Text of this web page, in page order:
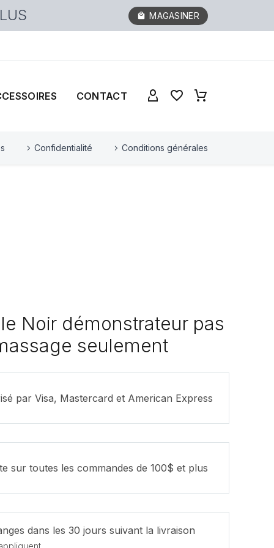
MAGASINER
CONTACT
Confidentialité Conditions générales
Noir démonstrateur pas
seulement
par Visa, Mastercard et American Express
sur toutes les commandes de 100$ et plus
dans les 30 jours suivant la livraison